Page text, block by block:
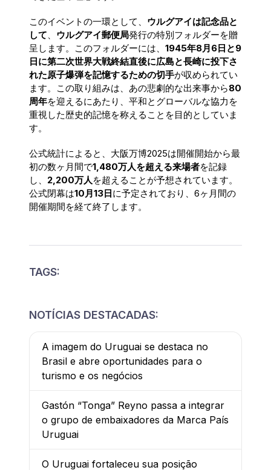
このイベントの一環として、 ウルグアイは記念品と
して、 ウルグアイ郵便局発行の特別フォルダーを贈
呈します。このフォルダーには、 1945年8月6日と9
日に第二次世界大戦終結直後に広島と長崎に投下さ
れた原子爆弾を記憶するための切手が収められてい
ます。この取り組みは、あの悲劇的な出来事から80
周年を迎えるにあたり、平和とグローバルな協力を
重視した歴史的記憶を称えることを目的としていま
す。
公式統計によると、大阪万博2025は開催開始から最
初の数ヶ月間で1,480万人を超える来場者を記録
し、 2,200万人を超えることが予想されています。
公式閉幕は10月13日に予定されており、6ヶ月間の
開催期間を経て終了します。
TAGS:
NOTÍCIAS DESTACADAS:
A imagem do Uruguai se destaca no
Brasil e abre oportunidades para o
turismo e os negócios
Gastón “Tonga” Reyno passa a integrar
o grupo de embaixadores da Marca País
Uruguai
O Uruguai fortaleceu sua posição